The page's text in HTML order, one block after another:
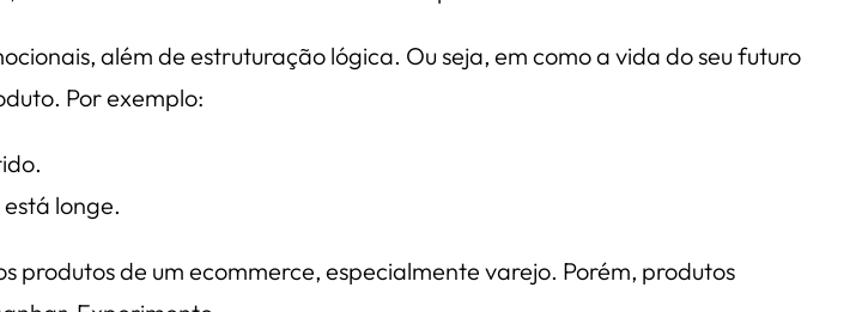
além de estruturação lógica. Ou seja, em como a vida do seu futuro
Por exemplo:
longe.
produtos de um ecommerce, especialmente varejo. Porém, produtos